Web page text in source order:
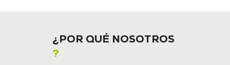
¿POR QUÉ NOSOTROS
?